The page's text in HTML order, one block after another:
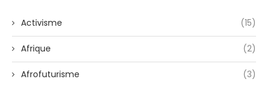
Activisme (15)
Afrique (2)
Afrofuturisme (3)